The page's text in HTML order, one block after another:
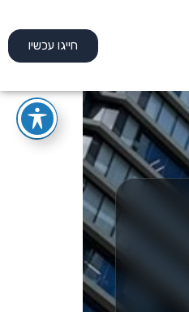
חייגו עכשיו